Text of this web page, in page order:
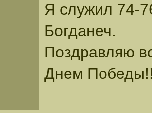
Я служил 74-
Богданеч.
Поздравляю
Днем